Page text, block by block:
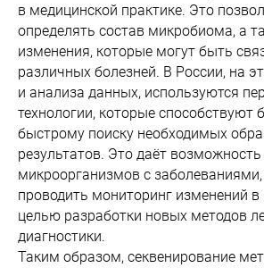
в медицинской практике. Это
определять состав микробиома, а
изменения, которые могут быть
различных болезней. В России, на
и анализа данных, используются
технологии, которые способствуют
быстрому поиску необходимых
результатов. Это даёт
микроорганизмов с
проводить мониторинг изменений
целью разработки новых методов
диагностики.
Таким образом, секвенирование